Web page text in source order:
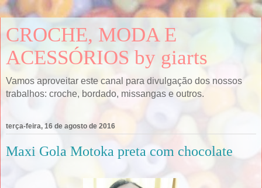
CROCHE, MODA E
ACESSÓRIOS by giarts
Vamos aproveitar este canal para divulgação dos nossos
trabalhos: croche, bordado, missangas e outros.
terça-feira, 16 de agosto de 2016
Maxi Gola Motoka preta com chocolate